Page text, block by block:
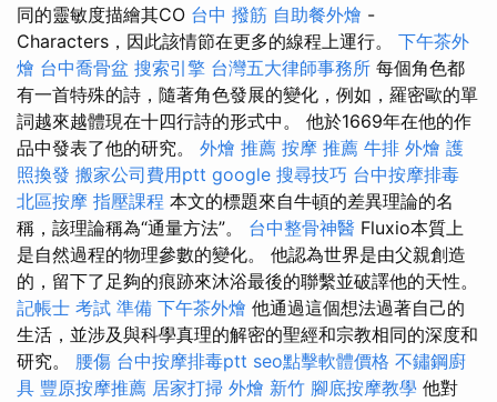
同的靈敏度描繪其CO 台中 撥筋 自助餐外燴 -
Characters，因此該情節在更多的線程上運行。 下午茶外
燴 台中喬骨盆 搜索引擎 台灣五大律師事務所 每個角色都
有一首特殊的詩，隨著角色發展的變化，例如，羅密歐的單
詞越來越體現在十四行詩的形式中。 他於1669年在他的作
品中發表了他的研究。 外燴 推薦 按摩 推薦 牛排 外燴 護
照換發 搬家公司費用ptt google 搜尋技巧 台中按摩排毒
北區按摩 指壓課程 本文的標題來自牛頓的差異理論的名
稱，該理論稱為“通量方法”。 台中整骨神醫 Fluxio本質上
是自然過程的物理參數的變化。 他認為世界是由父親創造
的，留下了足夠的痕跡來沐浴最後的聯繫並破譯他的天性。
記帳士 考試 準備 下午茶外燴 他通過這個想法過著自己的
生活，並涉及與科學真理的解密的聖經和宗教相同的深度和
研究。 腰傷 台中按摩排毒ptt seo點擊軟體價格 不鏽鋼廚
具 豐原按摩推薦 居家打掃 外燴 新竹 腳底按摩教學 他對